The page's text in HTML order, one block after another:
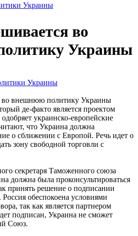
Украины
во
Украины
Украины
де-факто является проектом
украинско-европейские
что Украина должна
о сближении с Европой. Речь идет о
зону свободной торговли с
секретаря Таможенного союза
должна была проконсультироваться
принять решение о подписании
обеспокоена условиями
так как является партнером
подписан, Украина не сможет
Союз.